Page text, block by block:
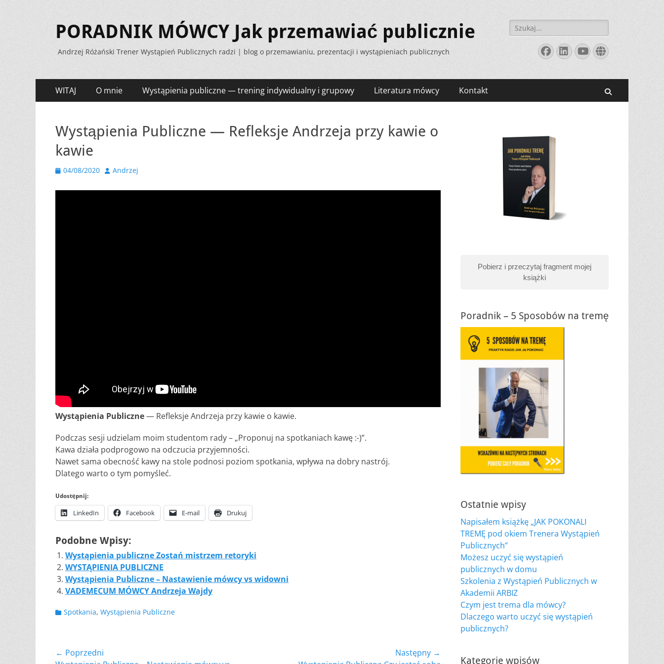
PORADNIK MÓWCY Jak przemawiać publicznie
Andrzej Różański Trener Wystąpień Publicznych radzi | blog o przemawianiu, prezentacji i wystąpieniach publicznych
Szukaj:
Facebook
LinkedIn
YouTube
Website
Menu
WITAJ O mnie Wystąpienia publiczne — trening indywidualny i grupowy Literatura mówcy Kontakt
Wystąpienia Publiczne — Refleksje Andrzeja przy kawie o
kawie
Opublikowano
04/08/2020 AutorAndrzej
Wystąpienia Publiczne— Refleksje Andrzeja przy kawie o kawie.
Podczas sesji udzielam moim studentom rady – „Proponuj na spotkaniach kawę :-)”.
Kawa działa podprogowo na odczucia przyjemności.
Nawet sama obecność kawy na stole podnosi poziom spotkania, wpływa na dobry nastrój.
Dlatego warto o tym pomyśleć.
Udostępnij:
LinkedIn Facebook E-mail Drukuj
Podobne Wpisy:
Wystąpienia publiczne Zostań mistrzem retoryki
WYSTĄPIENIA PUBLICZNE
Wystąpienia Publiczne – Nastawienie mówcy vs widowni
VADEMECUM MÓWCY Andrzeja Wajdy
Kategorii
Spotkania, Wystąpienia Publiczne
Nawigacja
← Poprzedni
Następny →
Pobierz i przeczytaj fragment mojej
książki
Poradnik – 5 Sposobów na tremę
Ostatnie wpisy
Napisałem książkę „JAK POKONALI
TREMĘ pod okiem Trenera Wystąpień
Publicznych”
Możesz uczyć się wystąpień
publicznych w domu
Szkolenia z Wystąpień Publicznych w
Akademii ARBIZ
Czym jest trema dla mówcy?
Dlaczego warto uczyć się wystąpień
publicznych?
Kategorie wpisów